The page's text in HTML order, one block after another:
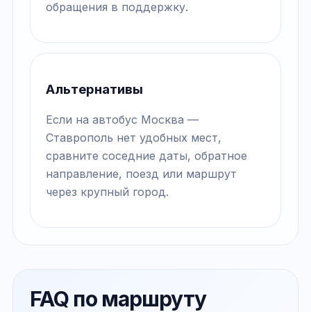
обращения в поддержку.
Альтернативы
Если на автобус Москва —
Ставрополь нет удобных мест,
сравните соседние даты, обратное
направление, поезд или маршрут
через крупный город.
FAQ по маршруту